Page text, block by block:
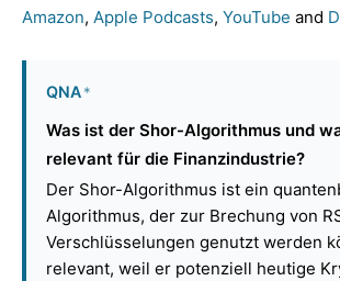
Amazon, Apple Podcasts, YouTube and
QNA*
Was ist der Shor-Algorithmus und
relevant für die Finanzindustrie?
Der Shor-Algorithmus ist ein
Algorithmus, der zur Brechung von
Verschlüsselungen genutzt werden
relevant, weil er potenziell heutige